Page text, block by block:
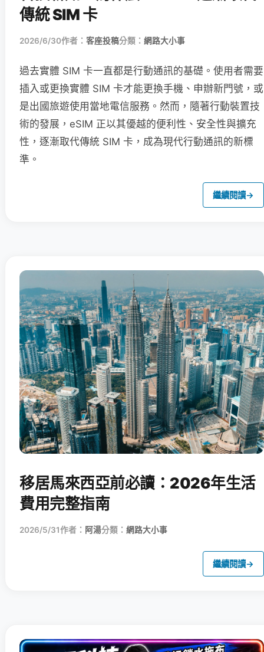
傳統 SIM 卡
2026/6/30作者： 客座投稿分類： 網路大小事
過去實體 SIM 卡一直都是行動通訊的基礎。使用者需要
插入或更換實體 SIM 卡才能更換手機、申辦新門號，或
是出國旅遊使用當地電信服務。然而，隨著行動裝置技
術的發展，eSIM 正以其優越的便利性、安全性與擴充
性，逐漸取代傳統 SIM 卡，成為現代行動通訊的新標
準。
繼續閱讀→
移居馬來西亞前必讀：2026年生活
費用完整指南
2026/5/31作者： 阿湯分類： 網路大小事
繼續閱讀→